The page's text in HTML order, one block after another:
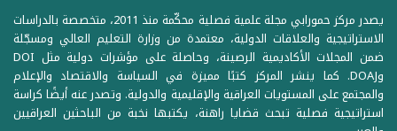
يصدر مركز حمورابي مجلة علمية فصلية محكّمة منذ 2011، متخصصة بالدراسات
الاستراتيجية والعلاقات الدولية، معتمدة من وزارة التعليم العالي ومسجّلة
ضمن المجلات الأكاديمية الرصينة، وحاصلة على مؤشرات دولية مثل DOI
وDOAJ. كما ينشر المركز كتبًا مميزة في السياسة والاقتصاد والإعلام
والمجتمع على المستويات العراقية والإقليمية والدولية. وتصدر عنه أيضًا كراسة
استراتيجية فصلية تبحث قضايا راهنة، يكتبها نخبة من الباحثين العراقيين